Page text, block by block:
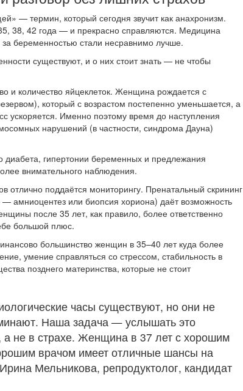
— термин, который сегодня звучит как анахронизм.
38, 42 года — и прекрасно справляются. Медицина
беременностью стали несравнимо лучше.
существуют, и о них стоит знать — не чтобы
и количество яйцеклеток. Женщина рождается с
который с возрастом постепенно уменьшается, а
ускоряется. Именно поэтому время до наступления
нарушений (в частности, синдрома Дауна)
диабета, гипертонии беременных и предлежания
внимательного наблюдения.
отлично поддаётся мониторингу. Пренатальный скрининг
амниоцентез или биопсия хориона) даёт возможность
после 35 лет, как правило, более ответственно
большой плюс.
большинство женщин в 35–40 лет куда более
умение справляться со стрессом, стабильность в
позднего материнства, которые не стоит
часы существуют, но они не
Наша задача — услышать это
а не в страхе. Женщина в 37 лет с хорошим
врачом имеет отличные шансы на
Мельникова, репродуктолог, кандидат